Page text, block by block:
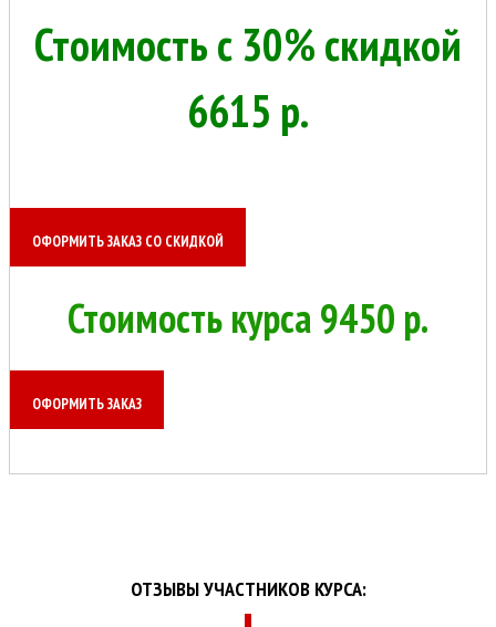
Стоимость с 30% скидкой
6615 р.
ОФОРМИТЬ ЗАКАЗ СО СКИДКОЙ
Стоимость курса 9450 р.
ОФОРМИТЬ ЗАКАЗ
ОТЗЫВЫ УЧАСТНИКОВ КУРСА: